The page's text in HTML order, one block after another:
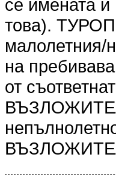
се имената
това).
малолетния/
на
от